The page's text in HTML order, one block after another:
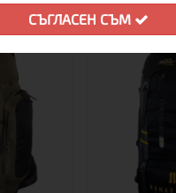
СЪГЛАСЕН СЪМ